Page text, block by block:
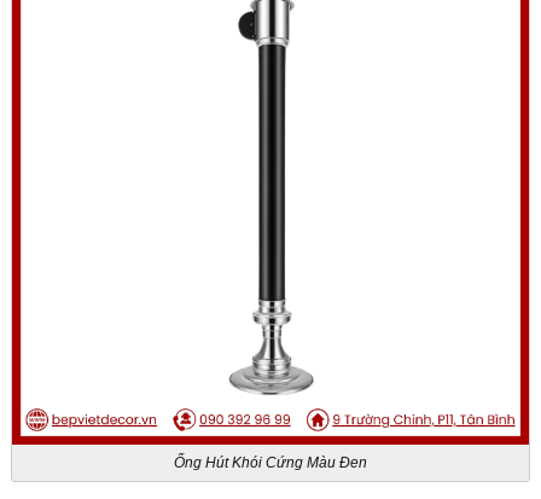
Ống Hút Khói Cứng Màu Đen